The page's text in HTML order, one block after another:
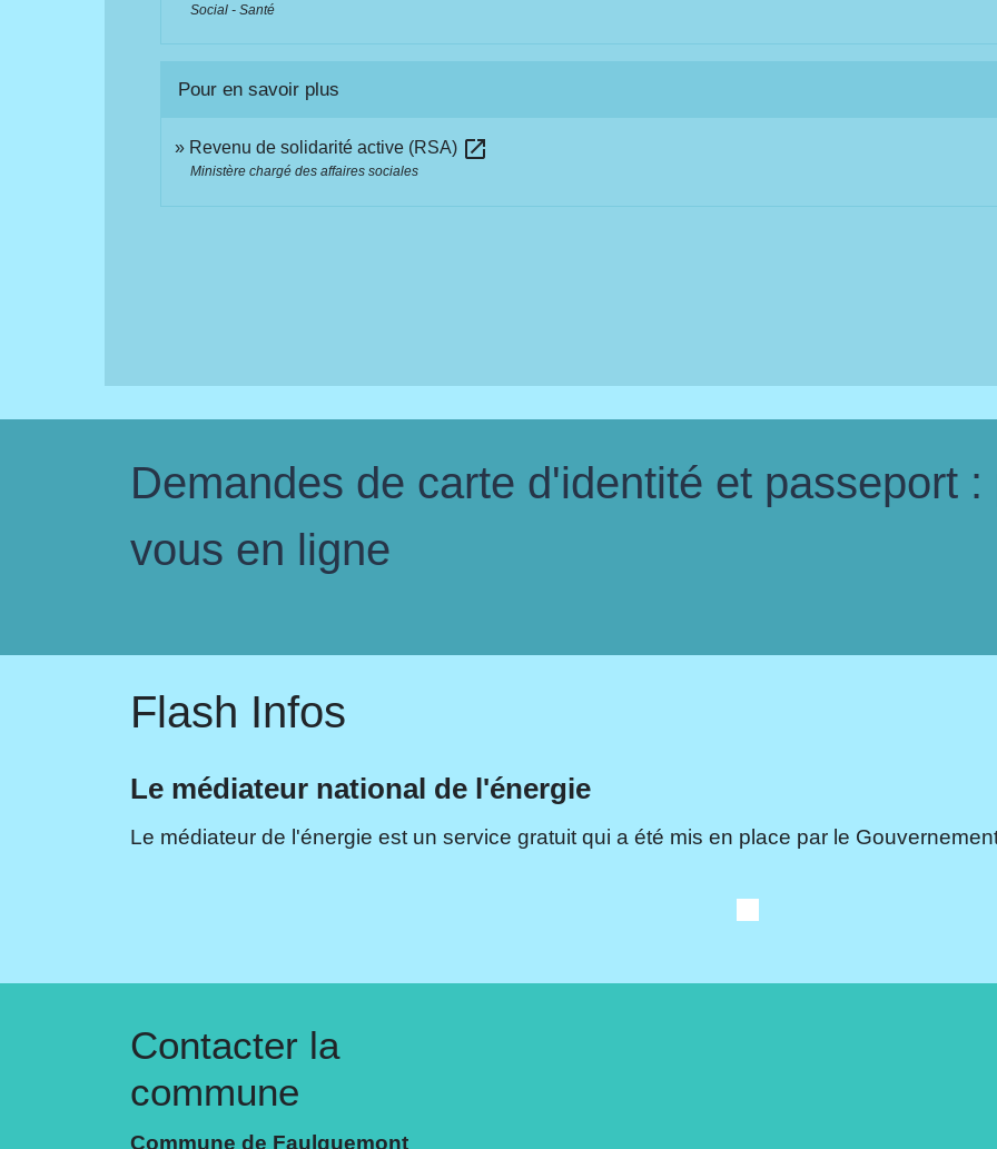
Social - Santé
Pour en savoir plus
Revenu de solidarité active (RSA) open_in_new
Ministère chargé des affaires sociales
Demandes de carte d'identité et passeport
vous en ligne
Flash Infos
Le médiateur national de l'énergie
Le médiateur de l'énergie est un service gratuit qui a été mis en place par le
Contacter la
commune
Commune de Faulquemont